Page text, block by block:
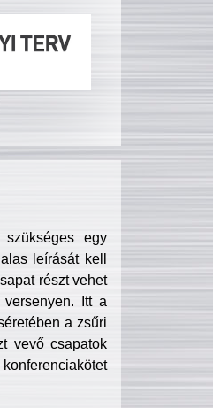
egy
leírását kell
részt vehet
Itt a
a zsűri
vevő csapatok